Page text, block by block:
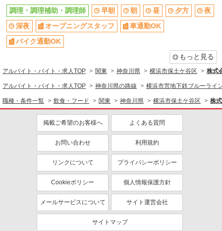
昇給あり
時間固定シフト制
時間や曜日が選べる・シフト自由
禁煙・分煙
交通費支給
まかない・食事補助
退職金・財形貯蓄制度あり
ティブなど）あり
制服貸与
研修制度あり
社員登用あり
同じ職種から求人を探す
飲食・フード
調理・調理補助・調理師
同じ特徴から求人を探す
オープニングスタッフ
社宅・寮あり
調理・調理補助・調理師 早朝 朝 昼 夕方
夜
深夜
オープニングスタッフ
車通勤OK
バイク通勤OK
もっと見る
アルバイト・バイト・求人TOP 関東 神奈川県 横浜市保土ケ谷区 株式
アルバイト・バイト・求人TOP 神奈川県の路線 横浜市営地下鉄ブルーライ
職種・条件一覧 飲食・フード 関東 神奈川県 横浜市保土ケ谷区 株
掲載ご希望のお客様へ よくある質問
お問い合わせ 利用規約
リンクについて プライバシーポリシー
Cookieポリシー 個人情報保護方針
メールサービスについて サイト運営会社
サイトマップ